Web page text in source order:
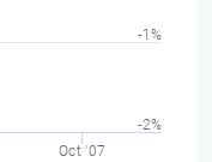
Oct '07
-2%
-1%